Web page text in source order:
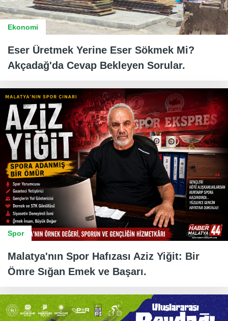
Ekonomi
Eser Üretmek Yerine Eser Sökmek Mi?
Akçadağ'da Cevap Bekleyen Sorular.
Spor
Malatya'nın Spor Hafızası Aziz Yiğit: Bir
Ömre Sığan Emek ve Başarı.